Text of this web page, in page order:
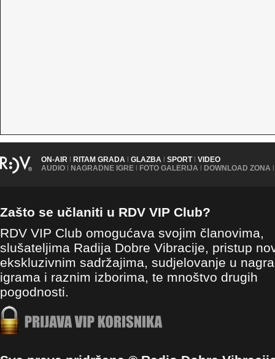
ON-AIR | RITAM GRADA | GLAZBA | SPORT | VIDEO
AUDIO | NAGRADNE IGRE | FOTO GALERIJA | DOWNLOAD ZONA |
Zašto se učlaniti u RDV VIP Club?
RDV VIP Club omogućava svojim članovima,
slušateljima Radija Dobre Vibracije, pristup
ekskluzivnim sadržajima, sudjelovanje u
igrama i raznim izborima, te mnoštvo drugih
pogodnosti.